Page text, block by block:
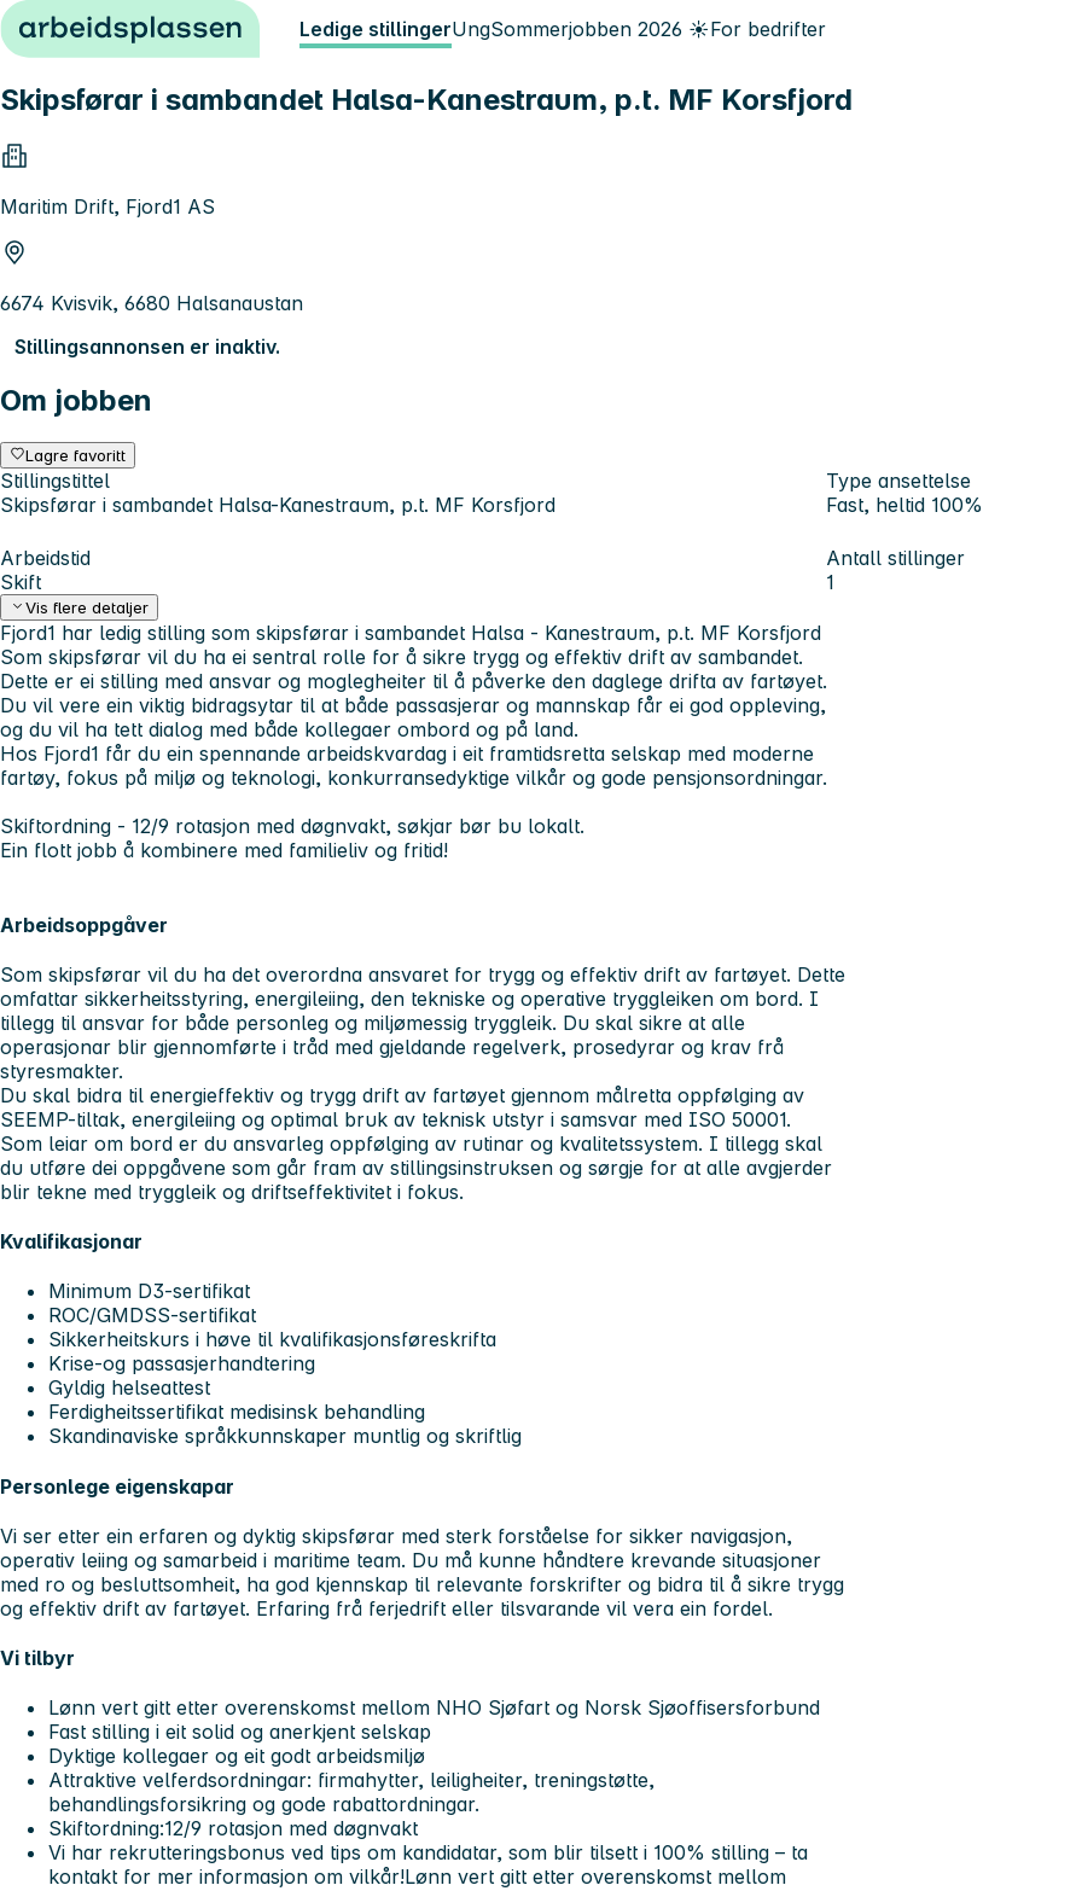
Hopp til innhold Ledige stillingerUngSommerjobben 2026 ☀️For bedrifter
Skipsførar i sambandet Halsa-Kanestraum, p.t. MF Korsfjord
Maritim Drift, Fjord1 AS
6674 Kvisvik, 6680 Halsanaustan
Stillingsannonsen er inaktiv.
Om jobben
Lagre favoritt
Stillingstittel
Skipsførar i sambandet Halsa-Kanestraum, p.t. MF Korsfjord
Type ansettelse
Fast, heltid 100%
Arbeidstid
Skift
Antall stillinger
1
Vis flere detaljer
Fjord1 har ledig stilling som skipsførar i sambandet Halsa - Kanestraum, p.t. MF Korsfjord
Som skipsførar vil du ha ei sentral rolle for å sikre trygg og effektiv drift av sambandet.
Dette er ei stilling med ansvar og moglegheiter til å påverke den daglege drifta av fartøyet.
Du vil vere ein viktig bidragsytar til at både passasjerar og mannskap får ei god oppleving,
og du vil ha tett dialog med både kollegaer ombord og på land.
Hos Fjord1 får du ein spennande arbeidskvardag i eit framtidsretta selskap med moderne
fartøy, fokus på miljø og teknologi, konkurransedyktige vilkår og gode pensjonsordningar.
Skiftordning - 12/9 rotasjon med døgnvakt, søkjar bør bu lokalt.
Ein flott jobb å kombinere med familieliv og fritid!
Arbeidsoppgåver
Som skipsførar vil du ha det overordna ansvaret for trygg og effektiv drift av fartøyet. Dette
omfattar sikkerheitsstyring, energileiing, den tekniske og operative tryggleiken om bord. I
tillegg til ansvar for både personleg og miljømessig tryggleik. Du skal sikre at alle
operasjonar blir gjennomførte i tråd med gjeldande regelverk, prosedyrar og krav frå
styresmakter.
Du skal bidra til energieffektiv og trygg drift av fartøyet gjennom målretta oppfølging av
SEEMP-tiltak, energileiing og optimal bruk av teknisk utstyr i samsvar med ISO 50001.
Som leiar om bord er du ansvarleg oppfølging av rutinar og kvalitetssystem. I tillegg skal
du utføre dei oppgåvene som går fram av stillingsinstruksen og sørgje for at alle avgjerder
blir tekne med tryggleik og driftseffektivitet i fokus.
Kvalifikasjonar
Minimum D3-sertifikat
ROC/GMDSS-sertifikat
Sikkerheitskurs i høve til kvalifikasjonsføreskrifta
Krise-og passasjerhandtering
Gyldig helseattest
Ferdigheitssertifikat medisinsk behandling
Skandinaviske språkkunnskaper muntlig og skriftlig
Personlege eigenskapar
Vi ser etter ein erfaren og dyktig skipsførar med sterk forståelse for sikker navigasjon,
operativ leiing og samarbeid i maritime team. Du må kunne håndtere krevande situasjoner
med ro og besluttsomheit, ha god kjennskap til relevante forskrifter og bidra til å sikre trygg
og effektiv drift av fartøyet. Erfaring frå ferjedrift eller tilsvarande vil vera ein fordel.
Vi tilbyr
Lønn vert gitt etter overenskomst mellom NHO Sjøfart og Norsk Sjøoffisersforbund
Fast stilling i eit solid og anerkjent selskap
Dyktige kollegaer og eit godt arbeidsmiljø
Attraktive velferdsordningar: firmahytter, leiligheiter, treningstøtte,
behandlingsforsikring og gode rabattordningar.
Skiftordning:12/9 rotasjon med døgnvakt
Vi har rekrutteringsbonus ved tips om kandidatar, som blir tilsett i 100% stilling – ta
kontakt for mer informasjon om vilkår!Lønn vert gitt etter overenskomst mellom